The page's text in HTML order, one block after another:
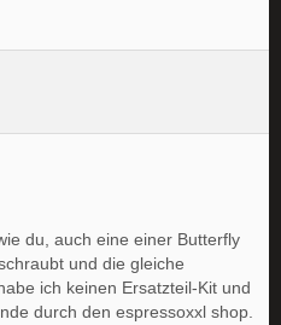
du, auch eine einer Butterfly
und die gleiche
ich keinen Ersatzteil-Kit und
durch den espressoxxl shop.